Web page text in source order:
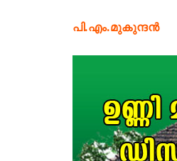
പി.എം.മുകുന്ദന്‍